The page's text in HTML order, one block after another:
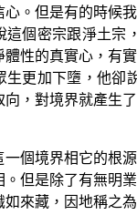
。但是有的時候
這個密宗跟淨土宗
性的真實心，有
生更加下墮，他卻
，對境界就產生
一個境界相它的根
但是除了有無明
如來藏，因地稱之